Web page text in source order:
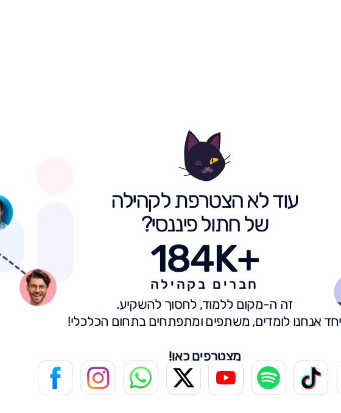
עוד לא הצטרפת לקהילה
של חתול פיננסי?
184K+
חברים בקהילה
זה ה-מקום ללמוד, לחסוך להשקיע.
יחד אנחנו לומדים, משתפים ומתפתחים בתחום הכלכלי!
מצטרפים כאן!